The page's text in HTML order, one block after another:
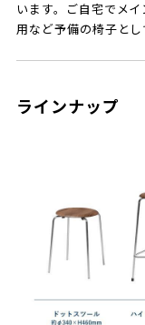
います。ご自宅でメ
用など予備の椅子とし
ラインナップ